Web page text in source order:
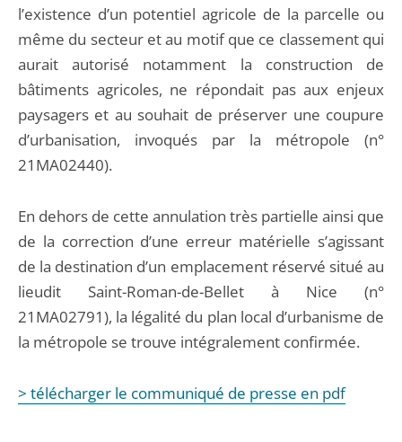
l’existence d’un potentiel agricole de la parcelle ou
même du secteur et au motif que ce classement qui
aurait autorisé notamment la construction de
bâtiments agricoles, ne répondait pas aux enjeux
paysagers et au souhait de préserver une coupure
d’urbanisation, invoqués par la métropole (n°
21MA02440).
En dehors de cette annulation très partielle ainsi que
de la correction d’une erreur matérielle s’agissant
de la destination d’un emplacement réservé situé au
lieudit Saint-Roman-de-Bellet à Nice (n°
21MA02791), la légalité du plan local d’urbanisme de
la métropole se trouve intégralement confirmée.
> télécharger le communiqué de presse en pdf